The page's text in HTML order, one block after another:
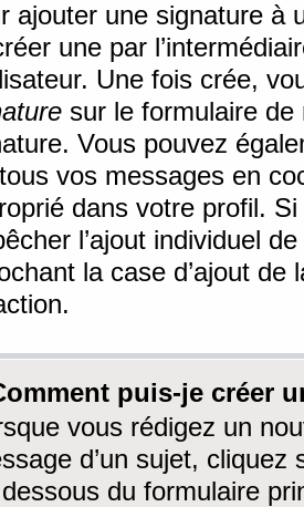
ajouter une signature à
une par
Une fois crée,
sur le formulaire de
Vous pouvez
vos messages en
dans votre profil.
l’ajout individuel
la case d’ajout
puis-je créer
vous rédigez un
d’un sujet, cliquez
du formulaire